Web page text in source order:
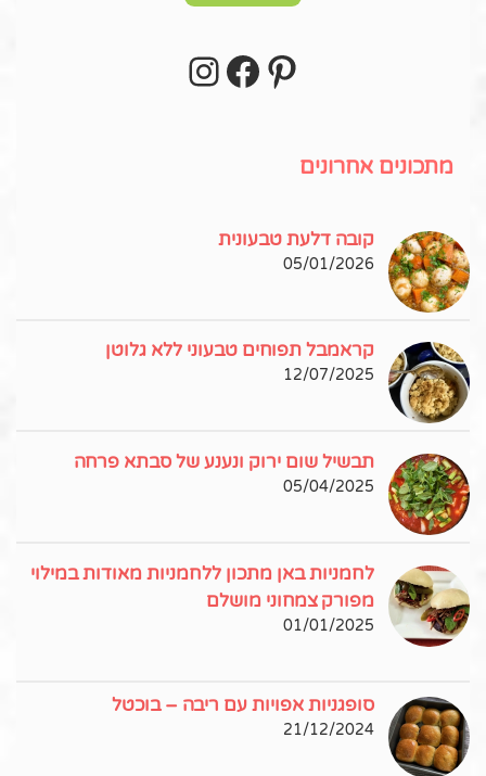
Pinterest
Facebook
מתכונים אחרונים
קובה דלעת טבעונית
05/01/2026
קראמבל תפוחים טבעוני ללא גלוטן
12/07/2025
תבשיל שום ירוק ונענע של סבתא פרחה
05/04/2025
לחמניות באן מתכון ללחמניות מאודות במילוי
מפורק צמחוני מושלם
01/01/2025
סופגניות אפויות עם ריבה – בוכטל
21/12/2024